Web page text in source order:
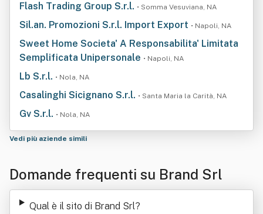
Flash Trading Group S.r.l. • Somma Vesuviana, NA
Sil.an. Promozioni S.r.l. Import Export • Napoli, NA
Sweet Home Societa' A Responsabilita' Limitata
Semplificata Unipersonale • Napoli, NA
Lb S.r.l. • Nola, NA
Casalinghi Sicignano S.r.l. • Santa Maria la Carità, NA
Gv S.r.l. • Nola, NA
Vedi più aziende simili
Domande frequenti su Brand Srl
Qual è il sito di Brand Srl?